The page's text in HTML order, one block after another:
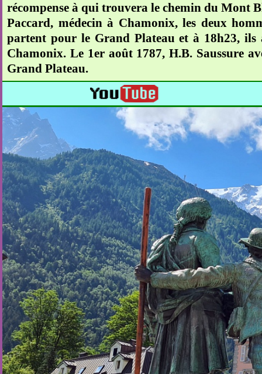
récompense à qui trouvera le chemin du Mont
Paccard, médecin à Chamonix, les deux
partent pour le Grand Plateau et à 18h23, ils
Chamonix. Le 1er août 1787, H.B. Saussure
Grand Plateau.